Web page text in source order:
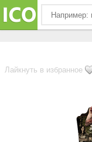
Лайкнуть в избранное